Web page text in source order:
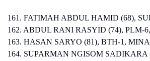
161. FATIMAH ABDUL HAMID (68),
162. ABDUL RANI RASYID (74), PLM-
163. HASAN SARYO (81), BTH-1, MINA
164. SUPARMAN NGISOM SADIKARA